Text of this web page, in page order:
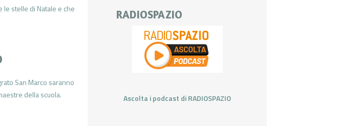
le stelle di Natale e che
San Marco saranno
della scuola.
RADIOSPAZIO
Ascolta i podcast di RADIOSPAZIO